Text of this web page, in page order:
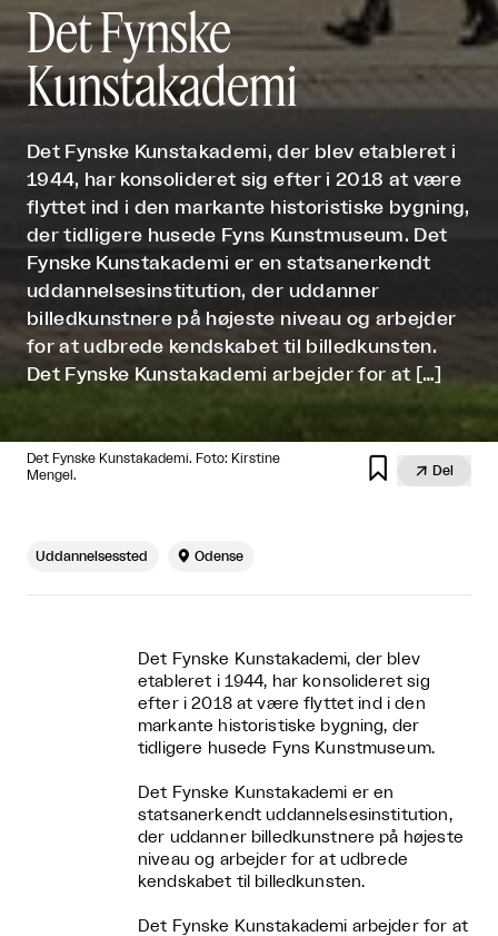
Det Fynske
Kunstakademi
Det Fynske Kunstakademi, der blev etableret i
1944, har konsolideret sig efter i 2018 at være
flyttet ind i den markante historistiske bygning,
der tidligere husede Fyns Kunstmuseum. Det
Fynske Kunstakademi er en statsanerkendt
uddannelsesinstitution, der uddanner
billedkunstnere på højeste niveau og arbejder
for at udbrede kendskabet til billedkunsten.
Det Fynske Kunstakademi arbejder for at […]
Det Fynske Kunstakademi. Foto: Kirstine
Mengel.
  Del
Uddannelsessted  Odense
Det Fynske Kunstakademi, der blev
etableret i 1944, har konsolideret sig
efter i 2018 at være flyttet ind i den
markante historistiske bygning, der
tidligere husede Fyns Kunstmuseum.
Det Fynske Kunstakademi er en
statsanerkendt uddannelsesinstitution,
der uddanner billedkunstnere på højeste
niveau og arbejder for at udbrede
kendskabet til billedkunsten.
Det Fynske Kunstakademi arbejder for at